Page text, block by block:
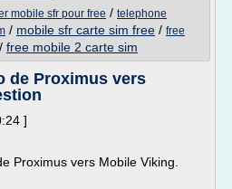
mobile sfr pour free / telephone
/ mobile sfr carte sim free / free
/ free mobile 2 carte sim
de Proximus vers
]
Proximus vers Mobile Viking.